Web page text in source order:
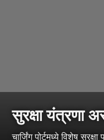
सुरक्षा यंत्रणा
चार्जिंग पोर्टमध्ये विशेष